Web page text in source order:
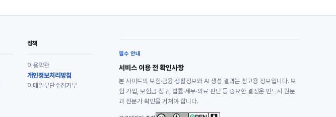
정책
이용약관
개인정보처리방침
이메일무단수집거부
필수 안내
서비스 이용 전 확인사항
본 사이트의 보험·금융·생활정보와 AI 생성 결과는 참고용 정보입니다. 보
험 가입, 보험금 청구, 법률·세무·의료 판단 등 중요한 결정은 반드시 원문
과 전문가 확인을 거쳐야 합니다.